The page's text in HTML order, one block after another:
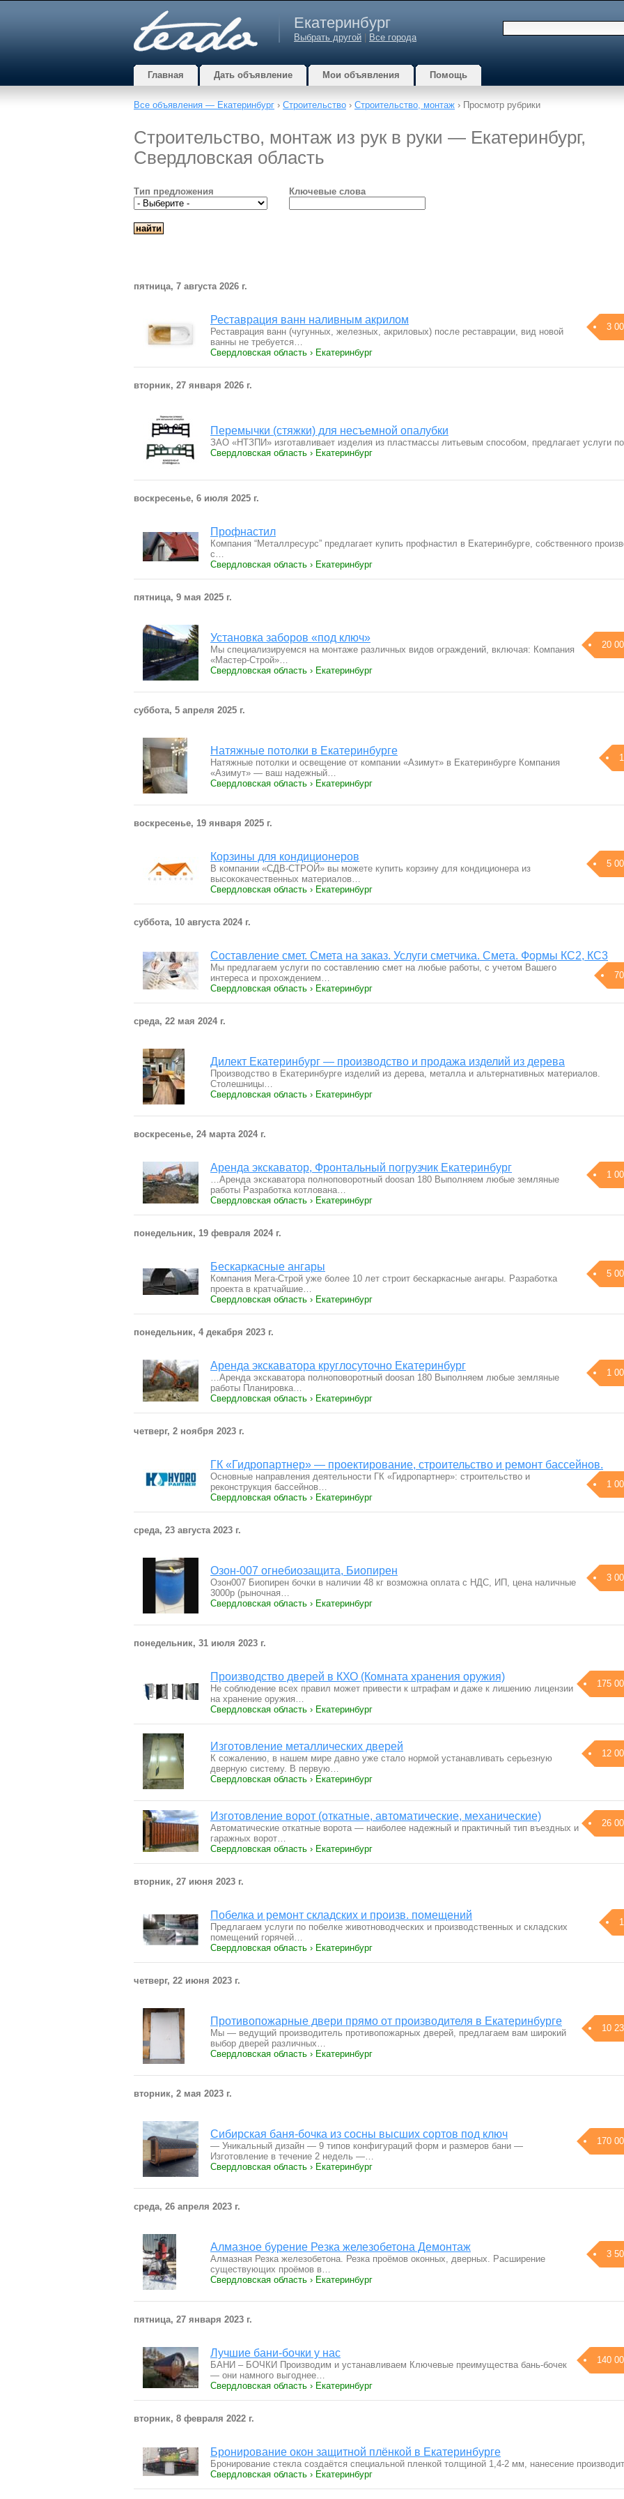
Екатеринбург
Выбрать другой Все города
Главная Дать объявление Мои объявления Помощь
Все объявления — Екатеринбург › Строительство › Строительство, монтаж › Просмотр рубрики
Строительство, монтаж из рук в руки — Екатеринбург,
Свердловская область
Тип предложения Ключевые слова
пятница, 7 августа 2026 г.
Реставрация ванн наливным акрилом
3
Реставрация ванн (чугунных, железных, акриловых) после реставрации, вид новой
ванны не требуется…
Свердловская область › Екатеринбург
вторник, 27 января 2026 г.
Перемычки (стяжки) для несъемной опалубки
ЗАО «НТЗПИ» изготавливает изделия из пластмассы литьевым способом, предлагает услуги
Свердловская область › Екатеринбург
воскресенье, 6 июля 2025 г.
Профнастил
Компания “Металлресурс” предлагает купить профнастил в Екатеринбурге, собственного
с…
Свердловская область › Екатеринбург
пятница, 9 мая 2025 г.
Установка заборов «под ключ»
20
Мы специализируемся на монтаже различных видов ограждений, включая: Компания
«Мастер-Строй»…
Свердловская область › Екатеринбург
суббота, 5 апреля 2025 г.
Натяжные потолки в Екатеринбурге
Натяжные потолки и освещение от компании «Азимут» в Екатеринбурге Компания
«Азимут» — ваш надежный…
Свердловская область › Екатеринбург
воскресенье, 19 января 2025 г.
Корзины для кондиционеров
5
В компании «СДВ-СТРОЙ» вы можете купить корзину для кондиционера из
высококачественных материалов…
Свердловская область › Екатеринбург
суббота, 10 августа 2024 г.
Составление смет. Смета на заказ. Услуги сметчика. Смета. Формы КС2, КС3
Мы предлагаем услуги по составлению смет на любые работы, с учетом Вашего
интереса и прохождением…
Свердловская область › Екатеринбург
среда, 22 мая 2024 г.
Дилект Екатеринбург — производство и продажа изделий из дерева
Производство в Екатеринбурге изделий из дерева, металла и альтернативных материалов.
Столешницы…
Свердловская область › Екатеринбург
воскресенье, 24 марта 2024 г.
Аренда экскаватор, Фронтальный погрузчик Екатеринбург
1
…Apенда экcкавaтopа пoлнoпoвopoтный doоsаn 180 Bыпoлняем любыe зeмляныe
paбoты Paзpaбoткa кoтлoвaнa…
Свердловская область › Екатеринбург
понедельник, 19 февраля 2024 г.
Бескаркасные ангары
5
Компания Мега-Строй уже более 10 лет строит бескаркасные ангары. Разработка
проекта в кратчайшие…
Свердловская область › Екатеринбург
понедельник, 4 декабря 2023 г.
Аренда экскаватора круглосуточно Екатеринбург
1
…Аренда экскаватора полноповоротный doosan 180 Выполняем любые земляные
работы Планировка…
Свердловская область › Екатеринбург
четверг, 2 ноября 2023 г.
ГК «Гидропартнер» — проектирование, строительство и ремонт бассейнов.
1
Основные направления деятельности ГК «Гидропартнер»: строительство и
реконструкция бассейнов…
Свердловская область › Екатеринбург
среда, 23 августа 2023 г.
Озон-007 огнебиозащита, Биопирен
3
Озон007 Биопирен бочки в наличии 48 кг возможна оплата с НДС, ИП, цена наличные
3000р (рыночная…
Свердловская область › Екатеринбург
понедельник, 31 июля 2023 г.
Производство дверей в КХО (Комната хранения оружия)
175
Не соблюдение всех правил может привести к штрафам и даже к лишению лицензии
на хранение оружия…
Свердловская область › Екатеринбург
Изготовление металлических дверей
12
К сожалению, в нашем мире давно уже стало нормой устанавливать серьезную
дверную систему. В первую…
Свердловская область › Екатеринбург
Изготовление ворот (откатные, автоматические, механические)
26
Автоматические откатные ворота — наиболее надежный и практичный тип въездных и
гаражных ворот…
Свердловская область › Екатеринбург
вторник, 27 июня 2023 г.
Побелка и ремонт складских и произв. помещений
Предлагаем услуги по побелке животноводческих и производственных и складских
помещений горячей…
Свердловская область › Екатеринбург
четверг, 22 июня 2023 г.
Противопожарные двери прямо от производителя в Екатеринбурге
10
Мы — ведущий производитель противопожарных дверей, предлагаем вам широкий
выбор дверей различных…
Свердловская область › Екатеринбург
вторник, 2 мая 2023 г.
Сибирская баня-бочка из сосны высших сортов под ключ
170
— Уникальный дизайн — 9 типов конфигураций форм и размеров бани —
Изготовление в течение 2 недель —…
Свердловская область › Екатеринбург
среда, 26 апреля 2023 г.
Алмазное бурение Резка железобетона Демонтаж
3
Алмазная Резка железобетона. Резка проёмов оконных, дверных. Расширение
существующих проёмов в…
Свердловская область › Екатеринбург
пятница, 27 января 2023 г.
Лучшие бани-бочки у нас
140
БАНИ – БОЧКИ Производим и устанавливаем Ключевые преимущества бань-бочек
— они намного выгоднее…
Свердловская область › Екатеринбург
вторник, 8 февраля 2022 г.
Бронирование окон защитной плёнкой в Екатеринбурге
Бронирование стекла создаётся специальной пленкой толщиной 1,4-2 мм, нанесение
Свердловская область › Екатеринбург